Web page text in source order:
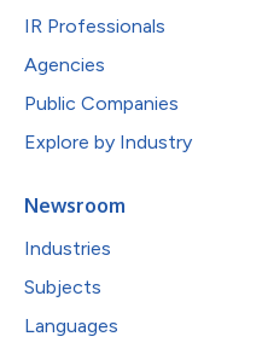
IR Professionals
Agencies
Public Companies
Explore by Industry
Newsroom
Industries
Subjects
Languages